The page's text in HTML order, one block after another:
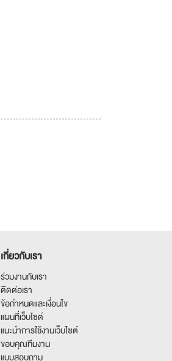
เกี่ยวกับเรา
ร่วมงานกับเรา
ติดต่อเรา
ข้อกำหนดและเงื่อนไข
แผนที่เว็บไซต์
แนะนำการใช้งานเว็บไซต์
ขอบคุณทีมงาน
แบบสอบถาม